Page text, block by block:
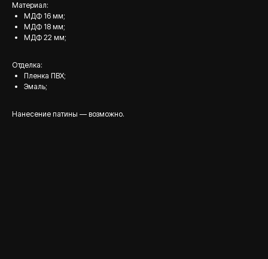
Материал:
МДФ 16 мм;
МДФ 18 мм;
МДФ 22 мм;
Отделка:
Пленка ПВХ;
Эмаль;
Нанесение патины — возможно.